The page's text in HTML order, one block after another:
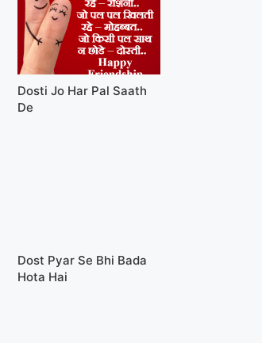
Dosti Jo Har Pal Saath
De
Dost Pyar Se Bhi Bada
Hota Hai